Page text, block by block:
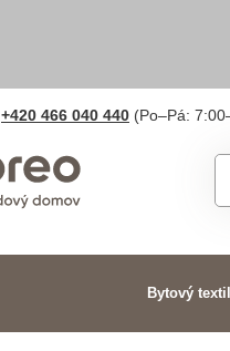
+420 466 040 440 (Po–Pá:
Bytový textil